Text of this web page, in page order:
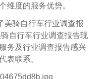
维度的服务优势。
美骑自行车行业调查报
自行车行业调查报告现
务及行业调查报告感兴
表联系。